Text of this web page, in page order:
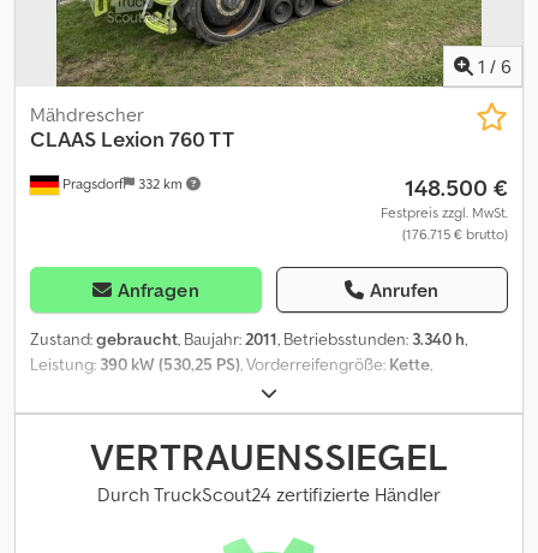
1 / 6
Pragsdorf 332 km
Mähdrescher
CLAAS Lexion 760 TT
148.500 €
Festpreis zzgl. MwSt.
(176.715 € brutto)
Anfragen Anrufen
Zustand:gebraucht, Baujahr:2011, Betriebsstunden: 3.340 h,
Leistung: 390 kW (530,25 PS), Vorderreifengröße: Kette,
, Arbeitsbreite:
Reifengröße:600/65R28, Ausstattung:Beleuchtung,
Bordcomputer, Ertragsmonitor mit GPS, Kabine, Klimaanlage,
Mähmaschine, Zusatzscheinwerfer, Bereifung (v):Kette,
Bereifung (h):600/65R28, Betriebsstunden:3340,
Zweirad, Leistungsmonitor, Luftgefederter Sitz, Pendelausgleich,
VERTRAUENSSIEGEL
Durch TruckScout24 zertifizierte Händler